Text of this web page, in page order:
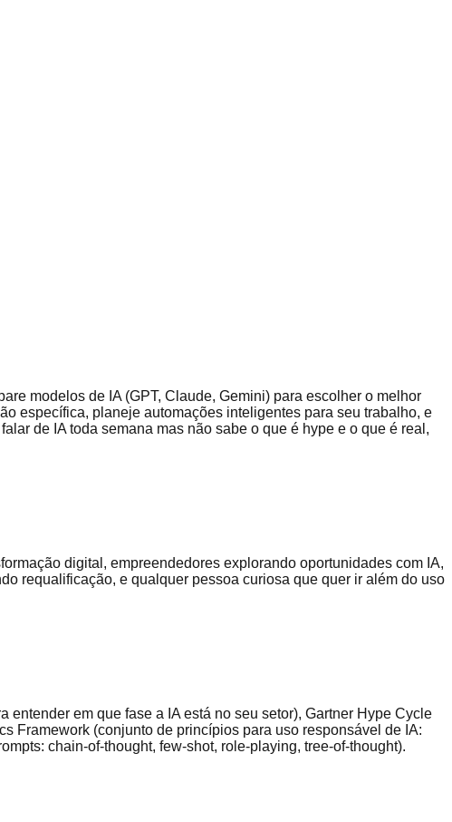
modelos de IA (GPT, Claude, Gemini) para escolher o melhor
específica, planeje automações inteligentes para seu trabalho, e
de IA toda semana mas não sabe o que é hype e o que é real,
digital, empreendedores explorando oportunidades com IA,
requalificação, e qualquer pessoa curiosa que quer ir além do uso
em que fase a IA está no seu setor), Gartner Hype Cycle
Framework (conjunto de princípios para uso responsável de IA:
chain-of-thought, few-shot, role-playing, tree-of-thought).